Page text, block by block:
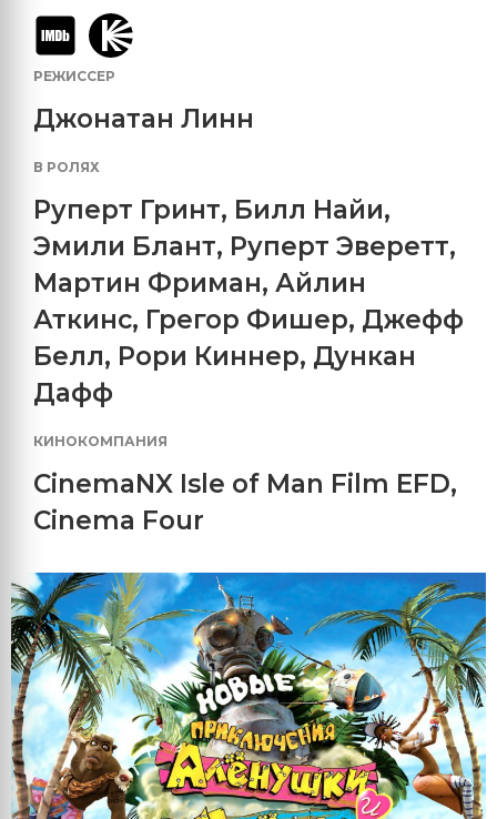
РЕЖИССЕР
Джонатан Линн
В РОЛЯХ
Руперт Гринт, Билл Найи,
Эмили Блант, Руперт Эверетт,
Мартин Фриман, Айлин
Аткинс, Грегор Фишер, Джефф
Белл, Рори Киннер, Дункан
Дафф
КИНОКОМПАНИЯ
CinemaNX Isle of Man Film EFD,
Cinema Four